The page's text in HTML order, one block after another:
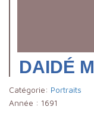
DAIDÉ
Catégorie: Portraits
Année : 1691